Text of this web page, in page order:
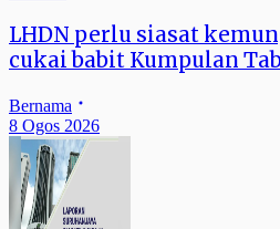
LHDN perlu siasat
cukai babit Kumpulan
Bernama
8 Ogos 2026